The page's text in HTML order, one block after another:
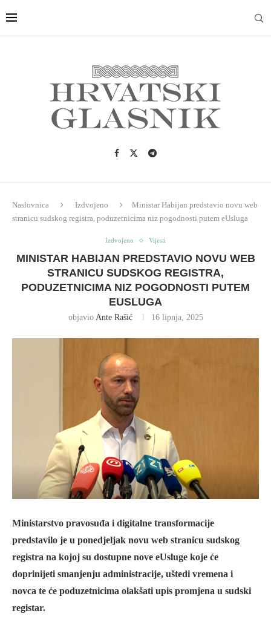
Naslovnica Izdvojeno
Ministar Habijan predstavio novu web
stranicu sudskog registra, poduzetnicima niz pogodnosti putem eUsluga
Izdvojeno Vijesti
MINISTAR HABIJAN PREDSTAVIO NOVU WEB
STRANICU SUDSKOG REGISTRA,
PODUZETNICIMA NIZ POGODNOSTI PUTEM
EUSLUGA
objavio Ante Rašić 16 lipnja, 2025
Ministarstvo pravosuđa i digitalne transformacije
predstavilo je u ponedjeljak novu web stranicu sudskog
registra na kojoj su dostupne nove eUsluge koje će
doprinijeti smanjenju administracije, uštedi vremena i
novca te će poduzetnicima olakšati upis promjena u sudski
registar.